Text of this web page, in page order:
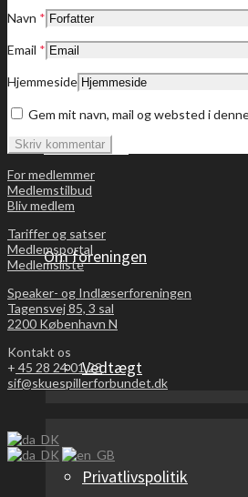
Dine medlemstilbud
Bliv medlem
Om foreningen
Vedtægt
Privatlivspolitik
Navn *
Email *
Hjemmeside
Gem mit navn, mail og websted i
For medlemmer
Medlemstilbud
Bliv medlem
Tariffer og satser
Medlemsportal
Medlemsliste
Speaker- og Indlæserforeningen
Tagensvej 85, 3 sal
2200 København N
Kontakt os
+ 45 28 24 01 23
sif@skuespillerforbundet.dk